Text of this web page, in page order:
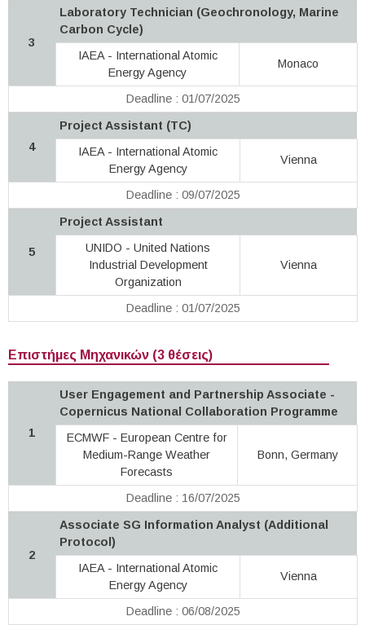
3
Laboratory Technician (Geochronology, Marine
Carbon Cycle)
IAEA - International Atomic
Energy Agency
Monaco
Deadline : 01/07/2025
4
Project Assistant (TC)
IAEA - International Atomic
Energy Agency
Vienna
Deadline : 09/07/2025
5
Project Assistant
UNIDO - United Nations
Industrial Development
Organization
Vienna
Deadline : 01/07/2025
Επιστήμες Μηχανικών (3 θέσεις)
1
User Engagement and Partnership Associate -
Copernicus National Collaboration Programme
ECMWF - European Centre for
Medium-Range Weather
Forecasts
Bonn, Germany
Deadline : 16/07/2025
2
Associate SG Information Analyst (Additional
Protocol)
IAEA - International Atomic
Energy Agency
Vienna
Deadline : 06/08/2025